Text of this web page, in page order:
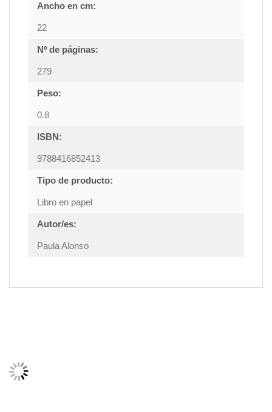
Ancho en cm:
22
Nº de páginas:
279
Peso:
0.8
ISBN:
9788416852413
Tipo de producto:
Libro en papel
Autor/es:
Paula Alonso